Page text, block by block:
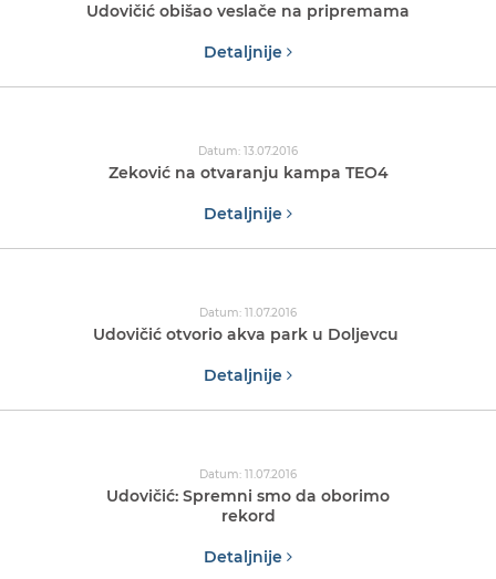
Udovičić obišao veslače na pripremama
Detaljnije
Datum: 13.07.2016
Zeković na otvaranju kampa TEO4
Detaljnije
Datum: 11.07.2016
Udovičić otvorio akva park u Doljevcu
Detaljnije
Datum: 11.07.2016
Udovičić: Spremni smo da oborimo
rekord
Detaljnije